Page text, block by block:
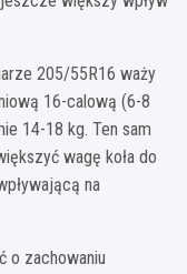
205/55R16 waży
16-calową (6-8
14-18 kg. Ten sam
wagę koła do
na
o zachowaniu